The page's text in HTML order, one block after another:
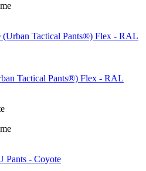
Tactical Pants®) Flex - RAL